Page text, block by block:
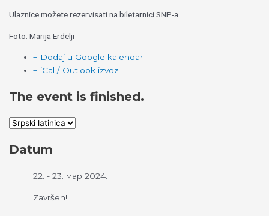
Ulaznice možete rezervisati na biletarnici SNP-a.
Foto: Marija Erdelji
+ Dodaj u Google kalendar
+ iCal / Outlook izvoz
The event is finished.
Datum
22. - 23. мар 2024.
Završen!